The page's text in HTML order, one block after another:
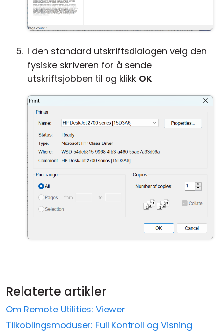
I den standard utskriftsdialogen velg den
fysiske skriveren for å sende
utskriftsjobben til og klikk OK:
Relaterte artikler
Om Remote Utilities: Viewer
Tilkoblingsmoduser: Full Kontroll og Visning